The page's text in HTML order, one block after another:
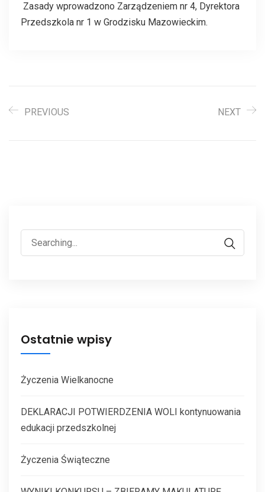
Zasady wprowadzono Zarządzeniem nr 4, Dyrektora
Przedszkola nr 1 w Grodzisku Mazowieckim.
PREVIOUS NEXT
Ostatnie wpisy
Życzenia Wielkanocne
DEKLARACJI POTWIERDZENIA WOLI kontynuowania
edukacji przedszkolnej
Życzenia Świąteczne